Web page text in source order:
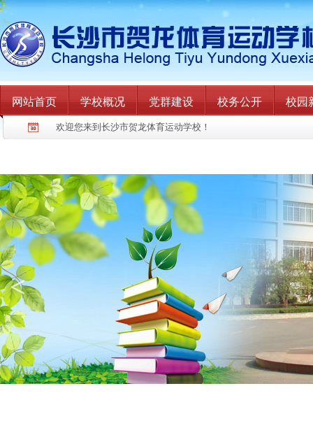
网站首页 学校概况 党群建设 校务公开 校园
欢迎您来到长沙市贺龙体育运动学校！
<